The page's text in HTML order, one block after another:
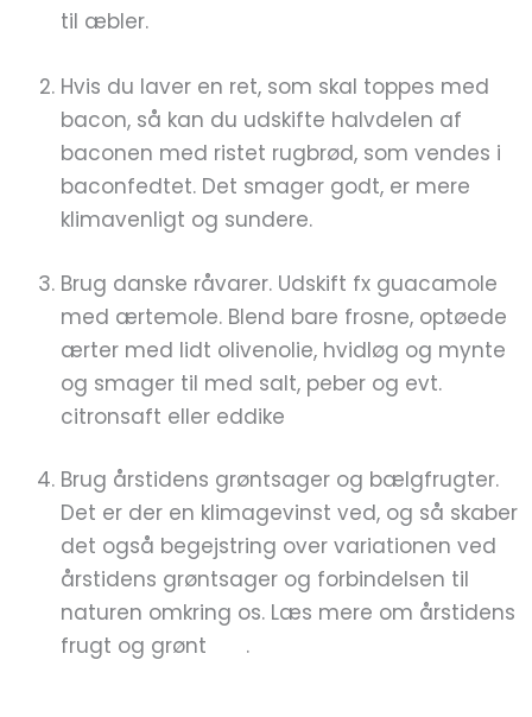
til æbler.
Hvis du laver en ret, som skal toppes med
bacon, så kan du udskifte halvdelen af
baconen med ristet rugbrød, som vendes i
baconfedtet. Det smager godt, er mere
klimavenligt og sundere.
Brug danske råvarer. Udskift fx guacamole
med ærtemole. Blend bare frosne, optøede
ærter med lidt olivenolie, hvidløg og mynte
og smager til med salt, peber og evt.
citronsaft eller eddike
Brug årstidens grøntsager og bælgfrugter.
Det er der en klimagevinst ved, og så skaber
det også begejstring over variationen ved
årstidens grøntsager og forbindelsen til
naturen omkring os. Læs mere om årstidens
frugt og grønt
.